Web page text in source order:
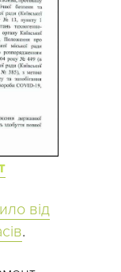
від
.